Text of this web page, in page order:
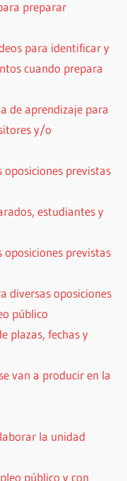
preparar
para identificar y
cuando prepara
de aprendizaje para
y/o
previstas
estudiantes y
previstas
diversas oposiciones
público
plazas, fechas y
van a producir en la
la unidad
público y con